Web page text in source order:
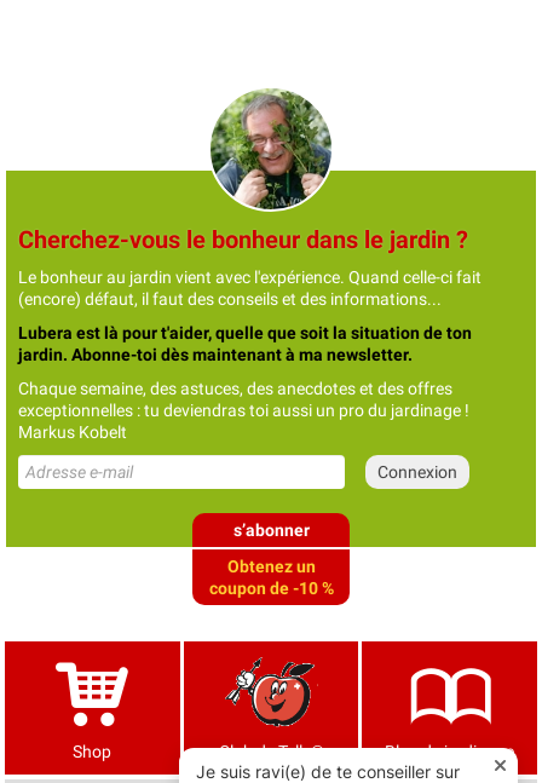
Cherchez-vous le bonheur dans le jardin ?
Le bonheur au jardin vient avec l'expérience. Quand celle-ci fait
(encore) défaut, il faut des conseils et des informations...
Lubera est là pour t'aider, quelle que soit la situation de ton
jardin. Abonne-toi dès maintenant à ma newsletter.
Chaque semaine, des astuces, des anecdotes et des offres
exceptionnelles : tu deviendras toi aussi un pro du jardinage !
Markus Kobelt
s’abonner
Obtenez un
coupon de -10 %
Shop Club de Tells® Blog de jardinage